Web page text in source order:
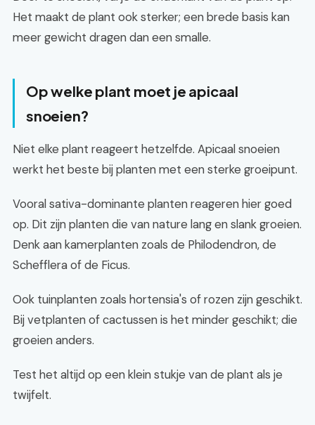
Het maakt de plant ook sterker; een brede basis kan
meer gewicht dragen dan een smalle.
Op welke plant moet je apicaal
snoeien?
Niet elke plant reageert hetzelfde. Apicaal snoeien
werkt het beste bij planten met een sterke groeipunt.
Vooral sativa-dominante planten reageren hier goed
op. Dit zijn planten die van nature lang en slank groeien.
Denk aan kamerplanten zoals de Philodendron, de
Schefflera of de Ficus.
Ook tuinplanten zoals hortensia's of rozen zijn geschikt.
Bij vetplanten of cactussen is het minder geschikt; die
groeien anders.
Test het altijd op een klein stukje van de plant als je
twijfelt.